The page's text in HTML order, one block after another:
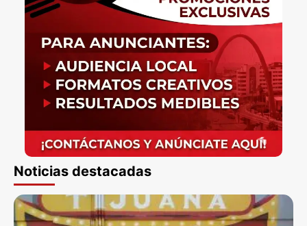
Noticias destacadas